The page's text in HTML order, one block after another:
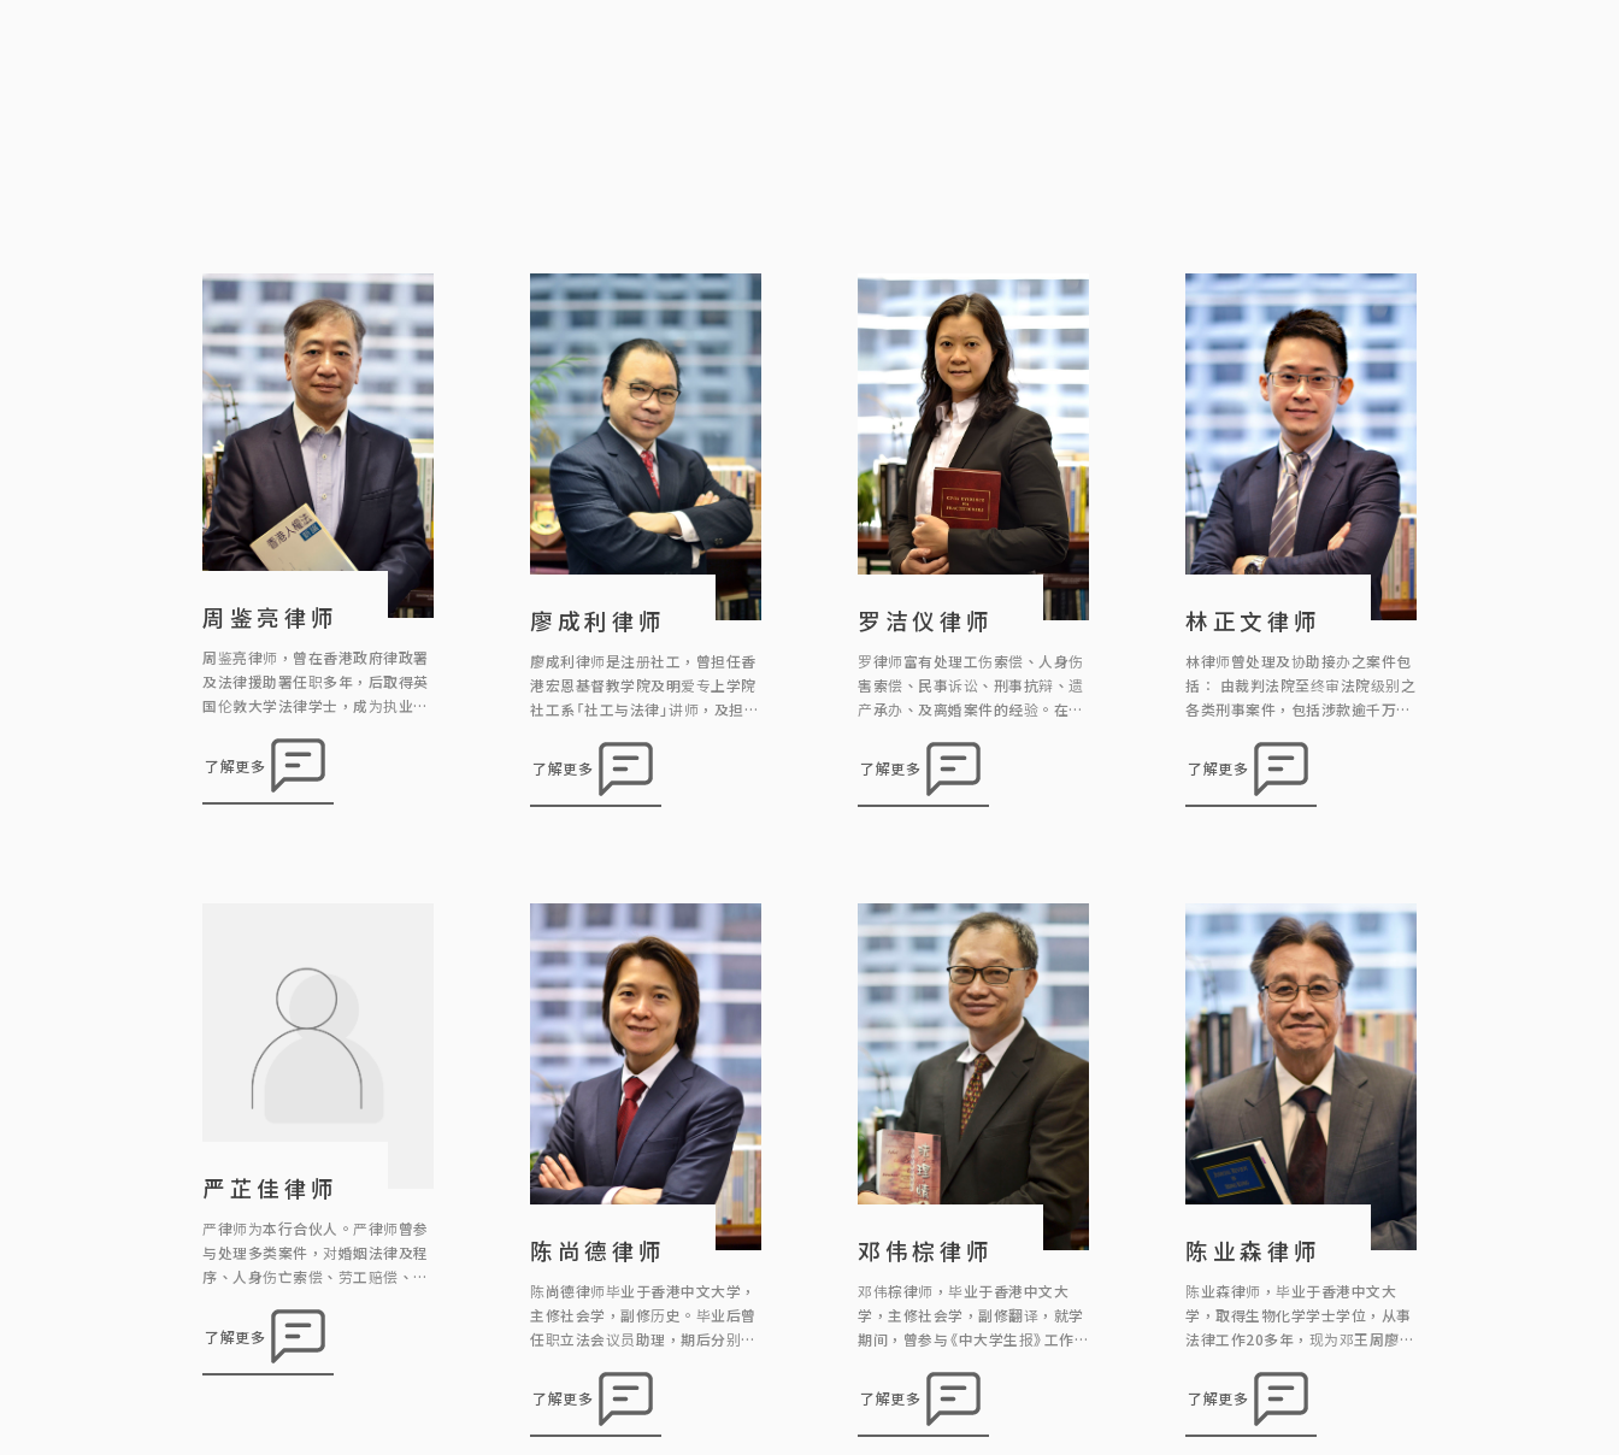
周鉴亮律师
周鉴亮律师，曾在香港政府律政署
及法律援助署任职多年，后取得英
国伦敦大学法律学士，成为执业律
多次出席由多间社会服务团体(如明
爱中心家庭服务，圣匠堂社区中
心，香港社会工作者总工会)举办婚
了解更多
廖成利律师
廖成利律师是注册社工，曾担任香
港宏恩基督教学院及明爱专上学院
社工系「社工与法律」讲师，及担任
为本行合伙人及注册婚姻监礼人。
他的主要工作范围包括民事、刑
事、婚姻事务、遗产、雇员补偿及
了解更多
罗洁仪律师
罗律师富有处理工伤索偿、人身伤
害索偿、民事诉讼、刑事抗辩、遗
产承办、及离婚案件的经验。在处
寻求贴地实际的解决方案。 罗律师
积极贡献社会，过去为不同区议员
及慈善团体提供社区义务法律咨询
员会的义务法律顾问。 此外，罗律
师曾为头条日报《法理之间》撰写专
栏文章，亦 […]
了解更多
林正文律师
林律师曾处理及协助接办之案件包
括︰ 由裁判法院至终审法院级别之
各类刑事案件，包括涉款逾千万的
骗、跨境罪案、妨碍司法公正指
控、海关及廉政公署案件；亦协助
一般大众市民面对盗窃、伤人、欺
活可能面对的刑事陷阱； 因工受
伤、因他人疏忽引致受伤、交通意
外中受伤、 […]
了解更多
严芷佳律师
严律师为本行合伙人。严律师曾参
与处理多类案件，对婚姻法律及程
序、人身伤亡索偿、劳工赔偿、楼
了解更多
陈尚德律师
陈尚德律师毕业于香港中文大学，
主修社会学，副修历史。毕业后曾
任职立法会议员助理，期后分别在
修读法律，现为《邓王周廖成利律
师行》合伙人。陈律师希望透过法
律工作维护人权，曾参与多宗司法
了解更多
邓伟棕律师
邓伟棕律师，毕业于香港中文大
学，主修社会学，副修翻译，就学
期间，曾参与《中大学生报》工作，
任，后转修法律，成为律师。 邓律
师热衷参与公共事务，曾参与多宗
司法覆核案例，包括代表囚犯成功
了解更多
陈业森律师
陈业森律师，毕业于香港中文大
学，取得生物化学学士学位，从事
法律工作20多年，现为邓王周廖成
托、遗产、遗嘱处方案和民事诉讼
了解更多